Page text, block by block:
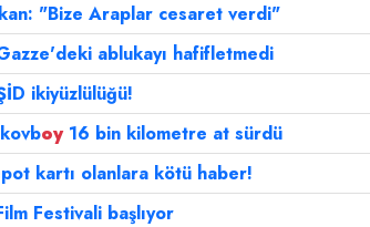
"Bize Araplar cesaret verdi"
ablukayı hafifletmedi
ikiyüzlülüğü!
oy16 bin kilometre at sürdü
kartı olanlara kötü haber!
Festivali başlıyor